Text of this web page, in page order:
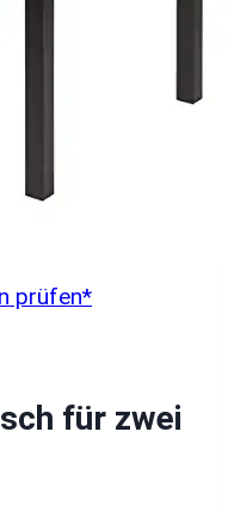
prüfen*
für zwei